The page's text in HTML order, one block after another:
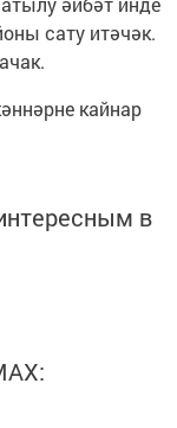
сату итәчәк.
кайнар
в